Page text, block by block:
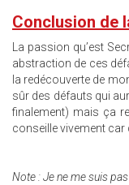
Conclusion de
La passion qu’est
abstraction de ces
la redécouverte de
sûr des défauts qui
finalement) mais ça
conseille vivement car
Note : Je ne me suis